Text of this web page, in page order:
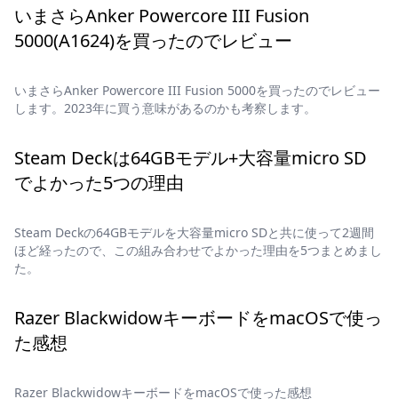
いまさらAnker Powercore III Fusion
5000(A1624)を買ったのでレビュー
いまさらAnker Powercore III Fusion 5000を買ったのでレビュー
します。2023年に買う意味があるのかも考察します。
Steam Deckは64GBモデル+大容量micro SD
でよかった5つの理由
Steam Deckの64GBモデルを大容量micro SDと共に使って2週間
ほど経ったので、この組み合わせでよかった理由を5つまとめまし
た。
Razer BlackwidowキーボードをmacOSで使っ
た感想
Razer BlackwidowキーボードをmacOSで使った感想